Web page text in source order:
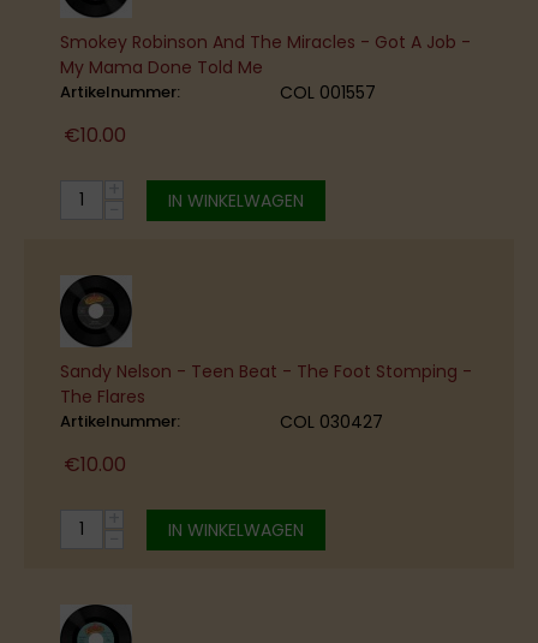
Smokey Robinson And The Miracles - Got A Job -
My Mama Done Told Me
Artikelnummer: COL 001557
€10.00
IN WINKELWAGEN
Sandy Nelson - Teen Beat - The Foot Stomping -
The Flares
Artikelnummer: COL 030427
€10.00
+
− IN WINKELWAGEN